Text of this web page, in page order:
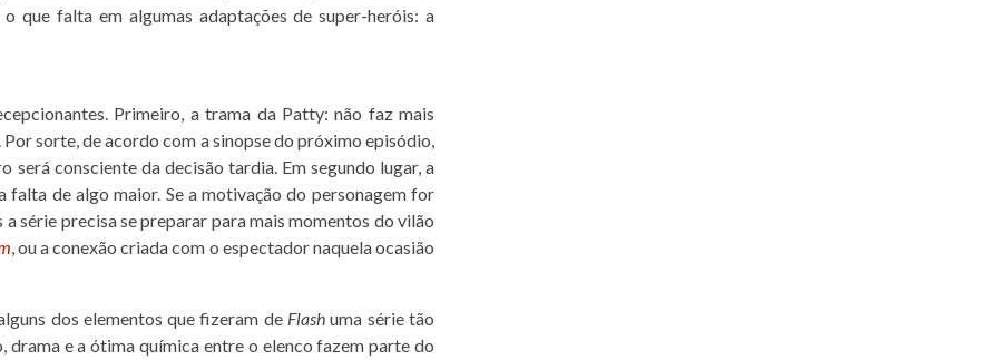
que falta em algumas adaptações de super-heróis: a
Primeiro, a trama da Patty: não faz mais
sorte, de acordo com a sinopse do próximo episódio,
será consciente da decisão tardia. Em segundo lugar, a
de algo maior. Se a motivação do personagem for
série precisa se preparar para mais momentos do vilão
, ou a conexão criada com o espectador naquela ocasião
dos elementos que fizeram de Flash uma série tão
drama e a ótima química entre o elenco fazem parte do